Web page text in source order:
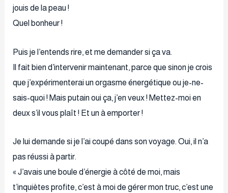
jouis de la peau !
Quel bonheur !
Puis je l’entends rire, et me demander si ça va.
Il fait bien d’intervenir maintenant, parce que sinon je crois
que j’expérimenterai un orgasme énergétique ou je-ne-
sais-quoi ! Mais putain oui ça, j’en veux ! Mettez-moi en
deux s’il vous plaît ! Et un à emporter !
Je lui demande si je l’ai coupé dans son voyage. Oui, il n’a
pas réussi à partir.
« J’avais une boule d’énergie à côté de moi, mais
t’inquiètes profite, c’est à moi de gérer mon truc, c’est une